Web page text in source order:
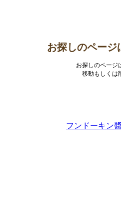
お探しのページ
お探しのページ
移動もしくは
フンドーキン